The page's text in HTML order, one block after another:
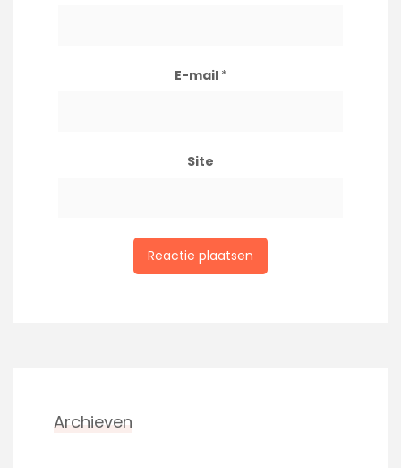
E-mail *
Site
Archieven